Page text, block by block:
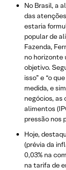
No Brasil, a
das
estaria
popular de
Fazenda,
no horizonte
objetivo.
isso” e “o
medida, e
negócios, as
alimentos
pressão nos
Hoje,
(prévia da
0,03% na
na tarifa de